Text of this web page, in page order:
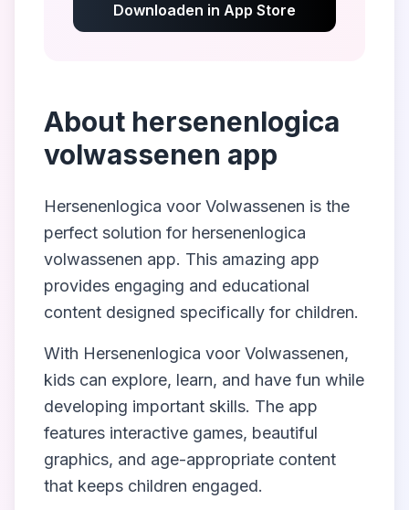
Downloaden in App Store
About hersenenlogica
volwassenen app
Hersenenlogica voor Volwassenen is the
perfect solution for hersenenlogica
volwassenen app. This amazing app
provides engaging and educational
content designed specifically for children.
With Hersenenlogica voor Volwassenen,
kids can explore, learn, and have fun while
developing important skills. The app
features interactive games, beautiful
graphics, and age-appropriate content
that keeps children engaged.